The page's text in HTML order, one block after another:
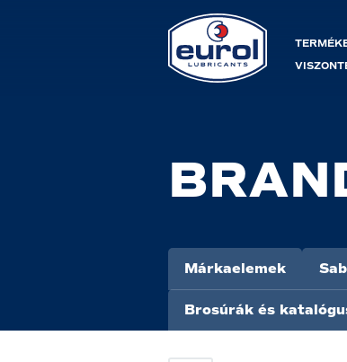
Márkaelemek
Brosúrák és